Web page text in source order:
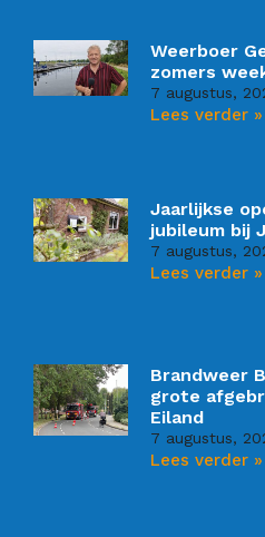
Weerboer
zomers
7 augustus,
Lees verder »
Jaarlijkse
jubileum bij
7 augustus,
Lees verder »
Brandweer
grote
Eiland
7 augustus,
Lees verder »